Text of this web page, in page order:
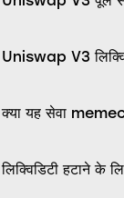
Uniswap V3
क्या यह सेवा
लिक्विडिटी हटाने के